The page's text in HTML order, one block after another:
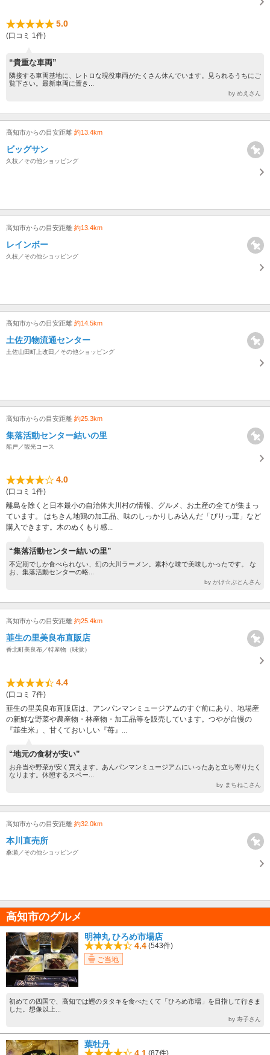
5.0
(口コミ 1件)
“貴重な車両”
隣接する車両基地に、レトロな現役車両がたくさん休んでいます。見られるうちにご
覧下さい。最新車両に置き...
by めえさん
高知市からの目安距離 約13.4km
ビッグサン
久枝／その他ショッピング
高知市からの目安距離 約13.4km
レインボー
久枝／その他ショッピング
高知市からの目安距離 約14.5km
土佐刃物流通センター
土佐山田町上改田／その他ショッピング
高知市からの目安距離 約25.3km
集落活動センター結いの里
船戸／観光コース
4.0
(口コミ 1件)
離島を除くと日本最小の自治体大川村の情報、グルメ、お土産の全てが集まっ
ています。 はちきん地鶏の加工品、味のしっかりしみ込んだ「ぴりっ茸」など
購入できます。木のぬくもり感...
“集落活動センター結いの里”
不定期でしか食べられない、幻の大川ラーメン。素朴な味で美味しかったです。 な
お、集落活動センターの略...
by かけ☆ぶとんさん
高知市からの目安距離 約25.4km
韮生の里美良布直販店
香北町美良布／特産物（味覚）
4.4
(口コミ 7件)
韮生の里美良布直販店は、アンパンマンミュージアムのすぐ前にあり、地場産
の新鮮な野菜や農産物・林産物・加工品等を販売しています。つやが自慢の
『韮生米』、甘くておいしい『苺』...
“地元の食材が安い”
お弁当や野菜が安く買えます。あんパンマンミュージアムにいったあと立ち寄りたく
なります。休憩するスペー...
by まちねこさん
高知市からの目安距離 約32.0km
本川直売所
桑瀬／その他ショッピング
高知市のグルメ
明神丸 ひろめ市場店
4.4 (543件)
ご当地
初めての四国で、高知では鰹のタタキを食べたくて「ひろめ市場」を目指して行きま
した。想像以上...
by 寿子さん
葉牡丹
4.1 (87件)